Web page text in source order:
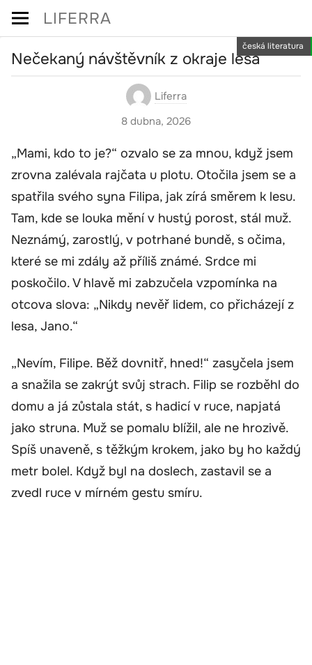
Skip
content
LIFERRA
česká literatura
Nečekaný návštěvník z okraje lesa
Liferra
8 dubna, 2026
„Mami, kdo to je?“ ozvalo se za mnou, když jsem
zrovna zalévala rajčata u plotu. Otočila jsem se a
spatřila svého syna Filipa, jak zírá směrem k lesu.
Tam, kde se louka mění v hustý porost, stál muž.
Neznámý, zarostlý, v potrhané bundě, s očima,
které se mi zdály až příliš známé. Srdce mi
poskočilo. V hlavě mi zabzučela vzpomínka na
otcova slova: „Nikdy nevěř lidem, co přicházejí z
lesa, Jano.“
„Nevím, Filipe. Běž dovnitř, hned!“ zasyčela jsem
a snažila se zakrýt svůj strach. Filip se rozběhl do
domu a já zůstala stát, s hadicí v ruce, napjatá
jako struna. Muž se pomalu blížil, ale ne hrozivě.
Spíš unaveně, s těžkým krokem, jako by ho každý
metr bolel. Když byl na doslech, zastavil se a
zvedl ruce v mírném gestu smíru.